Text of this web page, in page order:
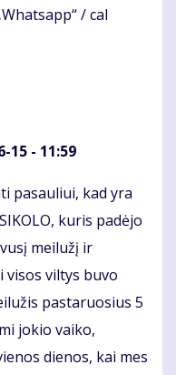
/ cal
15 - 11:59
pasauliui, kad yra
kuris padėjo
meilužį ir
visos viltys buvo
pastaruosius 5
jokio vaiko,
dienos, kai mes